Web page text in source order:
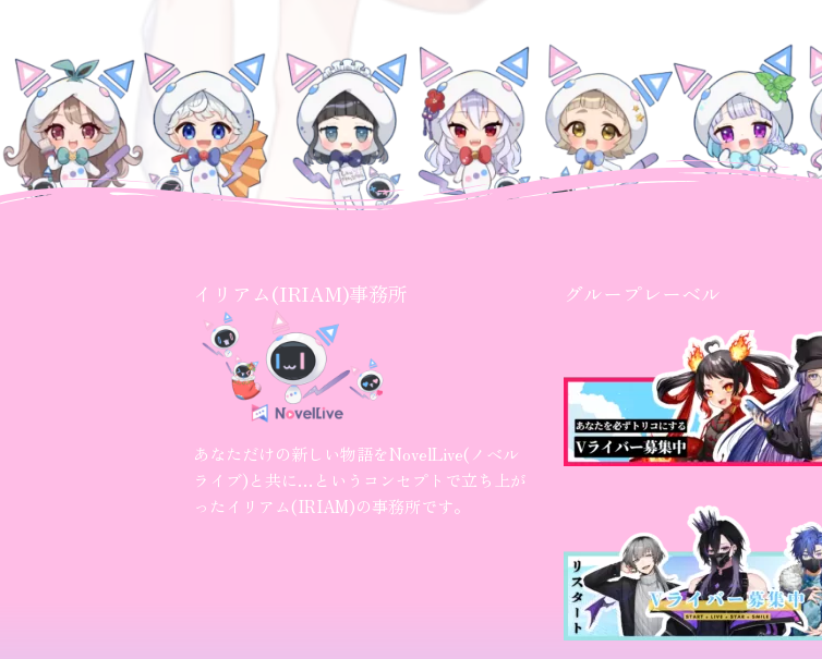
イリアム(IRIAM)事務所
あなただけの新しい物語をNovelLive(ノベル
ライブ)と共に…というコンセプトで立ち上が
ったイリアム(IRIAM)の事務所です。
グループレーベル